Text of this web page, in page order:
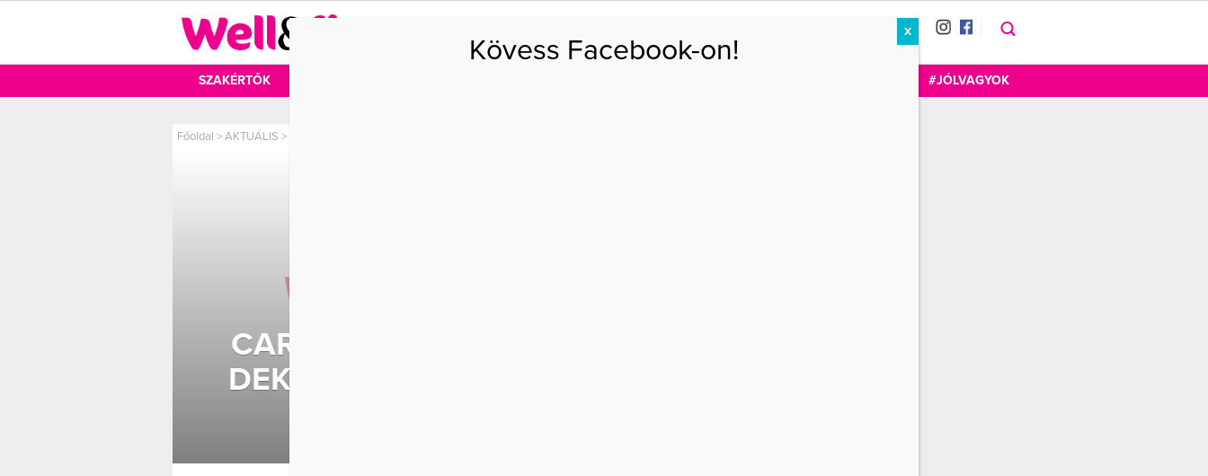
SZAKÉRTŐK #JÓLVAGYOK
Főoldal >AKTUÁLIS >
CARMEN ELECTRA MERÉSZEN
DEKOLTÁLT, VÖRÖS RUHÁBAN
Kövess Facebook-on!
X